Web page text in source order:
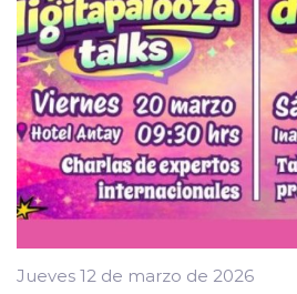
Jueves 12 de marzo de 2026